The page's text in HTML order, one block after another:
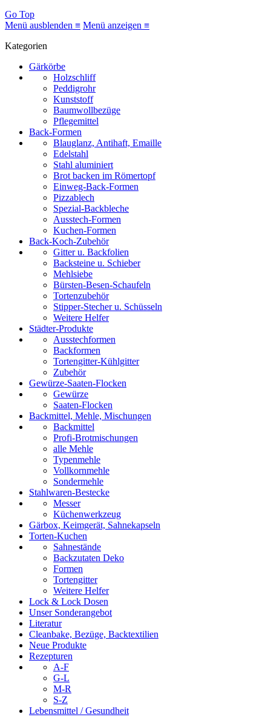
Go Top
Menü ausblenden ≡ Menü anzeigen ≡
Kategorien
Gärkörbe
Holzschliff
Peddigrohr
Kunststoff
Baumwollbezüge
Pflegemittel
Back-Formen
Blauglanz, Antihaft, Emaille
Edelstahl
Stahl aluminiert
Brot backen im Römertopf
Einweg-Back-Formen
Pizzablech
Spezial-Backbleche
Ausstech-Formen
Kuchen-Formen
Back-Koch-Zubehör
Gitter u. Backfolien
Backsteine u. Schieber
Mehlsiebe
Bürsten-Besen-Schaufeln
Tortenzubehör
Stipper-Stecher u. Schüsseln
Weitere Helfer
Städter-Produkte
Ausstechformen
Backformen
Tortengitter-Kühlgitter
Zubehör
Gewürze-Saaten-Flocken
Gewürze
Saaten-Flocken
Backmittel, Mehle, Mischungen
Backmittel
Profi-Brotmischungen
alle Mehle
Typenmehle
Vollkornmehle
Sondermehle
Stahlwaren-Bestecke
Messer
Küchenwerkzeug
Gärbox, Keimgerät, Sahnekapseln
Torten-Kuchen
Sahnestände
Backzutaten Deko
Formen
Tortengitter
Weitere Helfer
Lock & Lock Dosen
Unser Sonderangebot
Literatur
Cleanbake, Bezüge, Backtextilien
Neue Produkte
Rezepturen
A-F
G-L
M-R
S-Z
Lebensmittel / Gesundheit